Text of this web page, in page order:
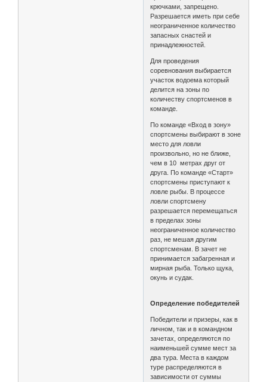
крючками, запрещено.
Разрешается иметь при себе
неограниченное количество
запасных снастей и
принадлежностей.
Для проведения
соревнования выбирается
участок водоема который
делится на зоны по
количеству спортсменов в
команде.
По команде «Вход в зону»
спортсмены выбирают в зоне
место для ловли
произвольно, но не ближе,
чем в 10 метрах друг от
друга. По команде «Старт»
спортсмены приступают к
ловле рыбы. В процессе
ловли спортсмену
разрешается перемещаться
в пределах зоны
неограниченное количество
раз, не мешая другим
спортсменам. В зачет не
принимается забагренная и
мирная рыба. Только щука,
окунь и судак.
Определение победителей
Победители и призеры, как в
личном, так и в командном
зачетах, определяются по
наименьшей сумме мест за
два тура. Места в каждом
туре распределяются в
зависимости от суммы